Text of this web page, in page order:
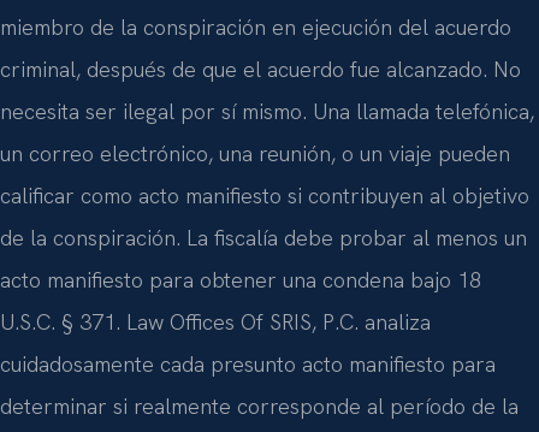
miembro de la conspiración en ejecución del acuerdo
criminal, después de que el acuerdo fue alcanzado. No
necesita ser ilegal por sí mismo. Una llamada telefónica,
un correo electrónico, una reunión, o un viaje pueden
calificar como acto manifiesto si contribuyen al objetivo
de la conspiración. La fiscalía debe probar al menos un
acto manifiesto para obtener una condena bajo 18
U.S.C. § 371. Law Offices Of SRIS, P.C. analiza
cuidadosamente cada presunto acto manifiesto para
determinar si realmente corresponde al período de la